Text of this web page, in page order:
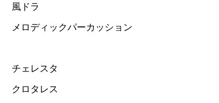
風ドラ
メロディックパーカッション
チェレスタ
クロタレス